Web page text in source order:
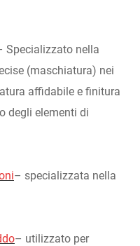
Specializzato nella
(maschiatura) nei
affidabile e finitura
degli elementi di
– specializzata nella
– utilizzato per